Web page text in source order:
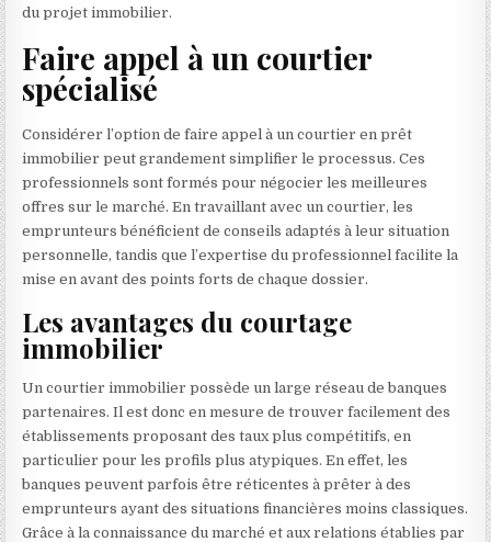
du projet immobilier.
Faire appel à un courtier
spécialisé
Considérer l’option de faire appel à un courtier en prêt
immobilier peut grandement simplifier le processus. Ces
professionnels sont formés pour négocier les meilleures
offres sur le marché. En travaillant avec un courtier, les
emprunteurs bénéficient de conseils adaptés à leur situation
personnelle, tandis que l’expertise du professionnel facilite la
mise en avant des points forts de chaque dossier.
Les avantages du courtage
immobilier
Un courtier immobilier possède un large réseau de banques
partenaires. Il est donc en mesure de trouver facilement des
établissements proposant des taux plus compétitifs, en
particulier pour les profils plus atypiques. En effet, les
banques peuvent parfois être réticentes à prêter à des
emprunteurs ayant des situations financières moins classiques.
Grâce à la connaissance du marché et aux relations établies par